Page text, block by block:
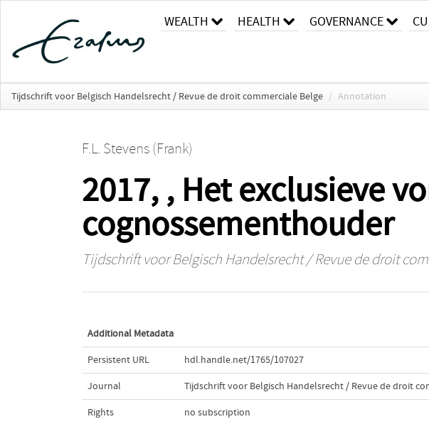
WEALTH HEALTH GOVERNANCE
Tijdschrift voor Belgisch Handelsrecht / Revue de droit commerciale Belge / Annotation
F.L. Stevens (Frank)
2017, , Het exclusieve
cognossementhouder
Tijdschrift voor Belgisch Handelsrecht / Revue de droit
Additional Metadata
Persistent URL hdl.handle.net/1765/107027
Journal Tijdschrift voor Belgisch Handelsrecht / Revue de droit
Rights no subscription